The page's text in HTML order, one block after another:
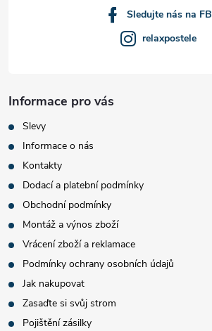
Sledujte nás na FB
relaxpostele
Informace pro vás
Slevy
Informace o nás
Kontakty
Dodací a platební podmínky
Obchodní podmínky
Montáž a výnos zboží
Vrácení zboží a reklamace
Podmínky ochrany osobních údajů
Jak nakupovat
Zasaďte si svůj strom
Pojištění zásilky